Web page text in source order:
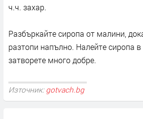
ч.ч. захар.
Разбъркайте сиропа от малини,
разтопи напълно. Налейте сиропа в
затворете много добре.
Източник: gotvach.bg